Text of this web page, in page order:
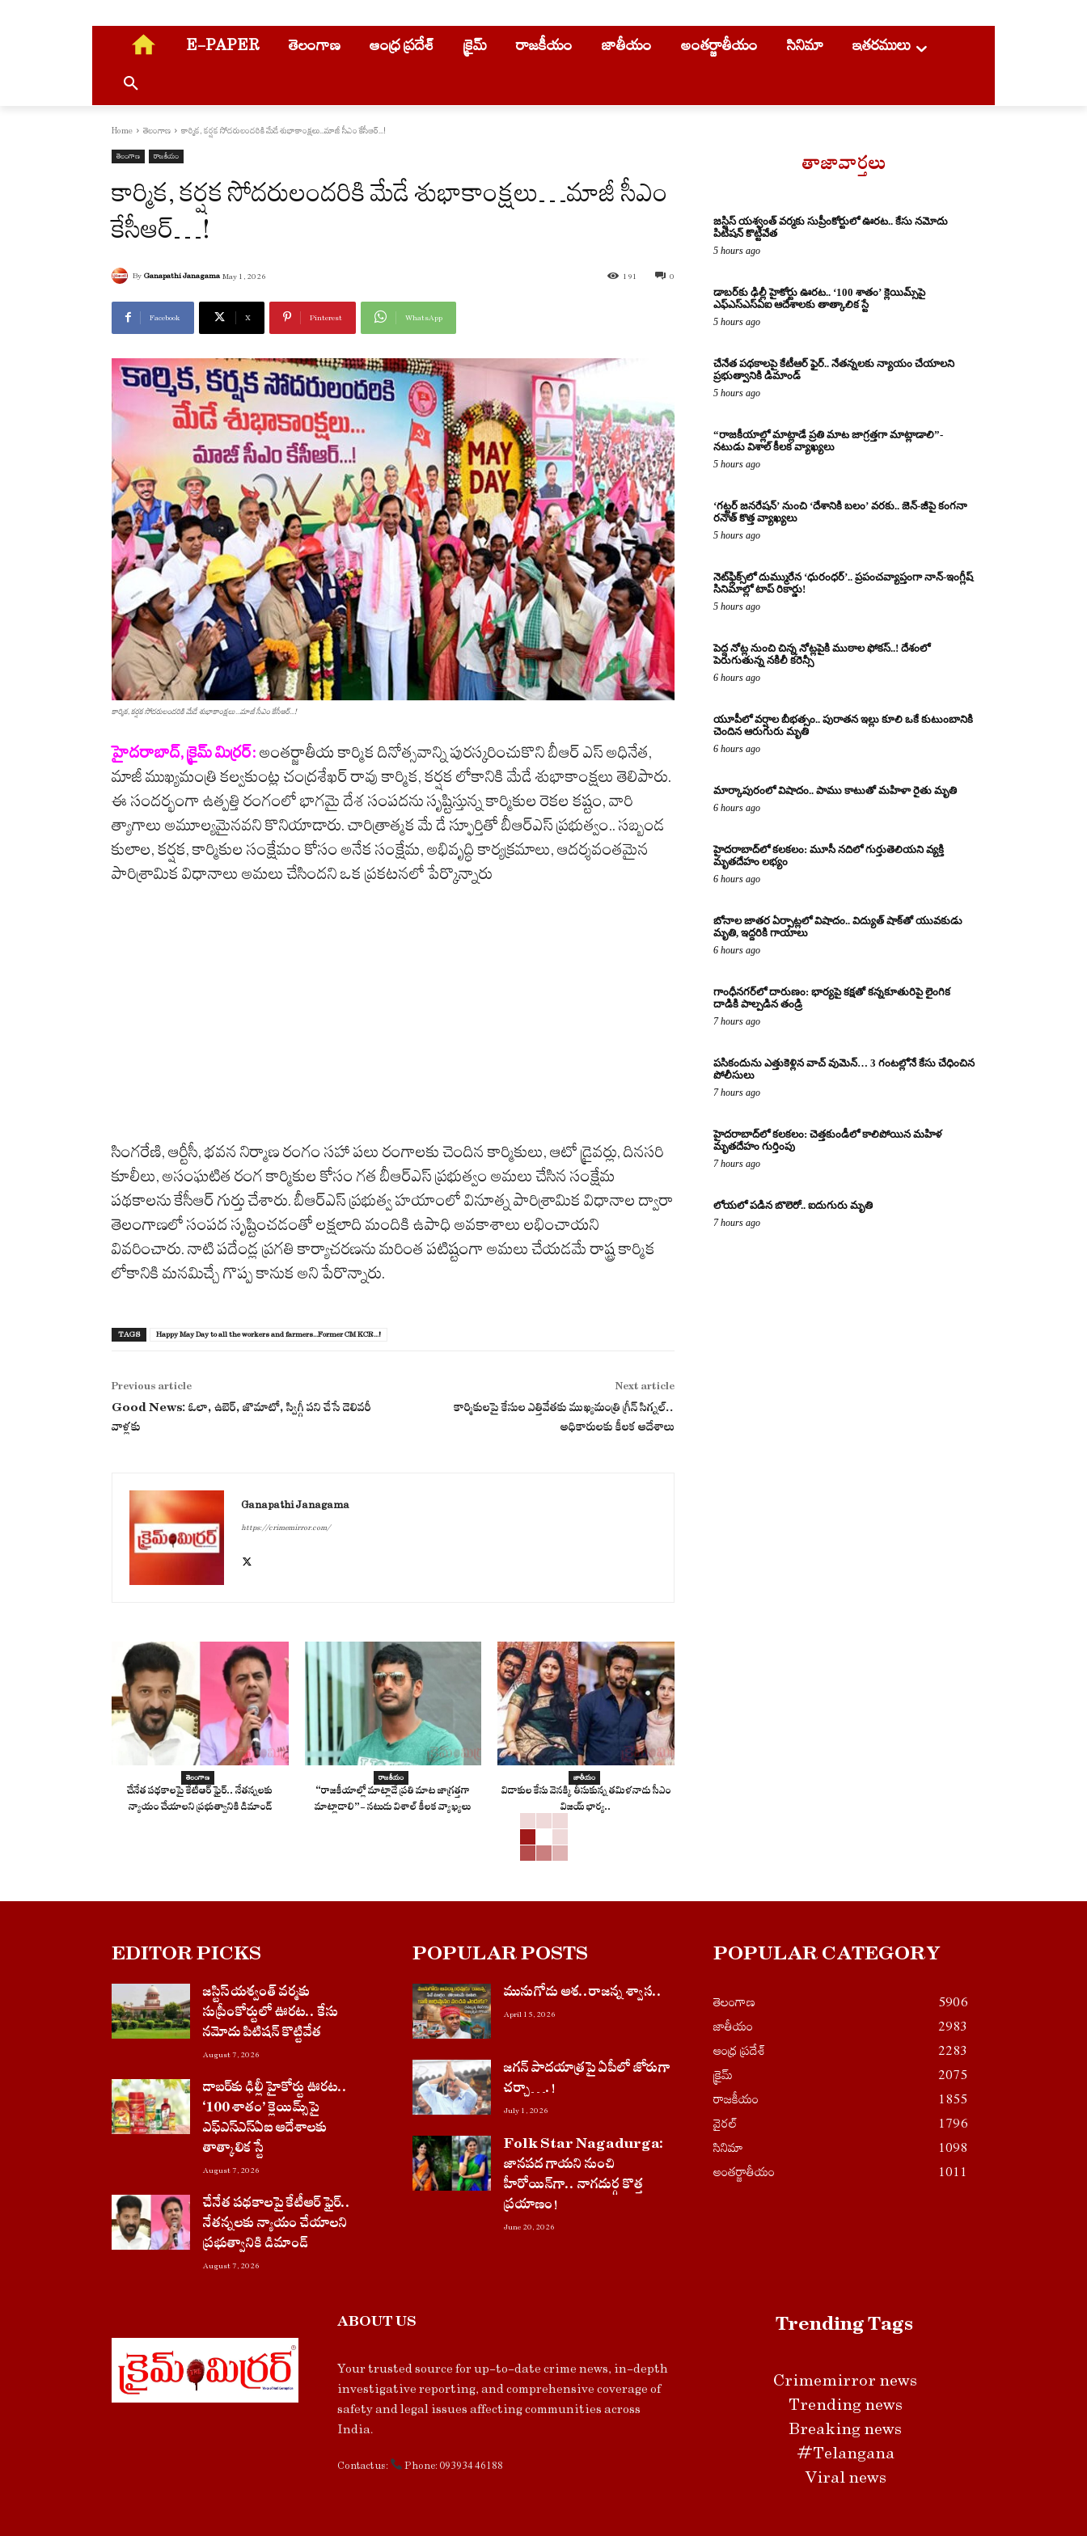
E-PAPER తెలంగాణ ఆంధ్ర ప్రదేశ్ క్రైమ్ రాజకీయం జాతీయం అంతర్జాతీయం సినిమా ఇతరములు
Home తెలంగాణ కార్మిక‌, క‌ర్ష‌క సోద‌రులంద‌రికి మేడే శుభాకాంక్ష‌లు...మాజీ సీఎం కేసీఆర్‌...!
తెలంగాణ రాజకీయం
కార్మిక‌, క‌ర్ష‌క సోద‌రులంద‌రికి మేడే శుభాకాంక్ష‌లు…మాజీ సీఎం
కేసీఆర్‌…!
By Ganapathi Janagama May 1, 2026 0
191
Facebook X Pinterest WhatsApp
కార్మిక‌, క‌ర్ష‌క సోద‌రులంద‌రికి మేడే శుభాకాంక్ష‌లు...మాజీ సీఎం కేసీఆర్‌...!
హైద‌రాబాద్‌, క్రైమ్ మిర్ర‌ర్‌: అంత‌ర్జాతీయ కార్మిక దినోత్స‌వాన్ని పుర‌స్క‌రించుకొని బీఆర్ ఎస్ అధినేత‌,
మాజీ ముఖ్య‌మంత్రి క‌ల్వకుంట్ల చంద్ర‌శేఖ‌ర్ రావు కార్మిక‌, క‌ర్ష‌క లోకానికి మేడే శుభాకాంక్ష‌లు తెలిపారు.
ఈ సంద‌ర్భంగా ఉత్పత్తి రంగంలో భాగమై దేశ సంపదను సృష్టిస్తున్న కార్మికుల రెకల కష్టం, వారి
త్యాగాలు అమూల్యమైనవని కొనియాడారు. చారిత్రాత్మక మే డే స్ఫూర్తితో బీఆర్‌ఎస్‌ ప్రభుత్వం.. సబ్బండ
కులాల, కర్షక, కార్మికుల సంక్షేమం కోసం అనేక సంక్షేమ, అభివృద్ధి కార్యక్రమాలు, ఆదర్శవంతమైన
పారిశ్రామిక విధానాలు అమలు చేసిందని ఒక ప్రకటనలో పేర్కొన్నారు
సింగరేణి, ఆర్టీసీ, భవన నిర్మాణ రంగం సహా పలు రంగాలకు చెందిన కార్మికులు, ఆటో డ్రైవర్లు, దినసరి
కూలీలు, అసంఘటిత రంగ కార్మికుల కోసం గత బీఆర్‌ఎస్‌ ప్రభుత్వం అమలు చేసిన సంక్షేమ
పథకాలను కేసీఆర్‌ గుర్తు చేశారు. బీఆర్‌ఎస్‌ ప్రభుత్వ హయాంలో వినూత్న పారిశ్రామిక విధానాల ద్వారా
తెలంగాణలో సంపద సృష్టించడంతో లక్షలాది మందికి ఉపాధి అవకాశాలు లభించాయని
వివరించారు. నాటి పదేండ్ల ప్రగతి కార్యాచరణను మరింత పటిష్టంగా అమలు చేయడమే రాష్ట్ర కార్మిక
లోకానికి మనమిచ్చే గొప్ప కానుక అని పేరొన్నారు.
TAGS Happy May Day to all the workers and farmers...Former CM KCR...!
Previous article
Good News: ఓలా, ఉబెర్, జొమాటో, స్విగ్గీ పని చేసే డెలివరీ
వాళ్లకు
Next article
కార్మికులపై కేసుల ఎత్తివేతకు ముఖ్యమంత్రి గ్రీన్ సిగ్నల్..
అధికారులకు కీలక ఆదేశాలు
Ganapathi Janagama
https://crimemirror.com/
తెలంగాణ
చేనేత పథకాలపై కేటీఆర్ ఫైర్.. నేతన్నలకు
న్యాయం చేయాలని ప్రభుత్వానికి డిమాండ్
రాజకీయం
“రాజకీయాల్లో మాట్లాడే ప్రతి మాట జాగ్రత్తగా
మాట్లాడాలి”- నటుడు విశాల్ కీలక వ్యాఖ్యలు
జాతీయం
విడాకుల కేసు వెనక్కి తీసుకున్న తమిళనాడు సీఎం
విజయ్ భార్య..
తాజావార్తలు
జస్టిస్ యశ్వంత్ వర్మకు సుప్రీంకోర్టులో ఊరట.. కేసు నమోదు
పిటిషన్ కొట్టివేత
5 hours ago
డాబర్‌కు ఢిల్లీ హైకోర్టు ఊరట.. ‘100 శాతం’ క్లెయిమ్స్‌పై
ఎఫ్‌ఎస్‌ఎస్‌ఏఐ ఆదేశాలకు తాత్కాలిక స్టే
5 hours ago
చేనేత పథకాలపై కేటీఆర్ ఫైర్.. నేతన్నలకు న్యాయం చేయాలని
ప్రభుత్వానికి డిమాండ్
5 hours ago
“రాజకీయాల్లో మాట్లాడే ప్రతి మాట జాగ్రత్తగా మాట్లాడాలి”-
నటుడు విశాల్ కీలక వ్యాఖ్యలు
5 hours ago
‘గట్టర్ జనరేషన్’ నుంచి ‘దేశానికి బలం’ వరకు.. జెన్-జీపై కంగనా
రనౌత్ కొత్త వ్యాఖ్యలు
5 hours ago
నెట్‌ఫ్లిక్స్‌లో దుమ్మురేన ‘ధురంధర్’.. ప్రపంచవ్యాప్తంగా నాన్-ఇంగ్లీష్
సినిమాల్లో టాప్ రికార్డు!
5 hours ago
పెద్ద నోట్ల నుంచి చిన్న నోట్లపైకి ముఠాల ఫోకస్..! దేశంలో
పెరుగుతున్న నకిలీ కరెన్సీ
6 hours ago
యూపీలో వర్షాల బీభత్సం.. పురాతన ఇల్లు కూలి ఒకే కుటుంబానికి
చెందిన ఆరుగురు మృతి
6 hours ago
మార్కాపురంలో విషాదం.. పాము కాటుతో మహిళా రైతు మృతి
6 hours ago
హైదరాబాద్‌లో కలకలం: మూసీ నదిలో గుర్తుతెలియని వ్యక్తి
మృతదేహం లభ్యం
6 hours ago
బోనాల జాతర ఏర్పాట్లలో విషాదం.. విద్యుత్ షాక్‌తో యువకుడు
మృతి, ఇద్దరికి గాయాలు
6 hours ago
గాంధీనగర్‌లో దారుణం: భార్యపై కక్షతో కన్నకూతురిపై లైంగిక
దాడికి పాల్పడిన తండ్రి
7 hours ago
పసికందును ఎత్తుకెళ్లిన వాచ్ వుమెన్… 3 గంటల్లోనే కేసు చేధించిన
పోలీసులు
7 hours ago
హైదరాబాద్‌లో కలకలం: చెత్తకుండీలో కాలిపోయిన మహిళ
మృతదేహం గుర్తింపు
7 hours ago
లోయలో పడిన బొలెరో.. ఐదుగురు మృతి
7 hours ago
EDITOR PICKS
జస్టిస్ యశ్వంత్ వర్మకు
సుప్రీంకోర్టులో ఊరట.. కేసు
నమోదు పిటిషన్ కొట్టివేత
August 7, 2026
డాబర్‌కు ఢిల్లీ హైకోర్టు ఊరట..
‘100 శాతం’ క్లెయిమ్స్‌పై
ఎఫ్‌ఎస్‌ఎస్‌ఏఐ ఆదేశాలకు
తాత్కాలిక స్టే
August 7, 2026
చేనేత పథకాలపై కేటీఆర్ ఫైర్..
నేతన్నలకు న్యాయం చేయాలని
ప్రభుత్వానికి డిమాండ్
August 7, 2026
POPULAR POSTS
మునుగోడు ఆశ..రాజన్న శ్వాస..
April 15, 2026
జగన్ పాదయాత్రపై ఏపీలో జోరుగా
చ‌ర్చా….!
July 1, 2026
Folk Star Nagadurga:
జానపద గాయని నుంచి
హీరోయిన్‌గా.. నాగదుర్గ కొత్త
ప్రయాణం!
June 20, 2026
POPULAR CATEGORY
తెలంగాణ
5906
జాతీయం
2983
ఆంధ్ర ప్రదేశ్
2283
క్రైమ్
2075
రాజకీయం
1855
వైరల్
1796
సినిమా
1098
అంతర్జాతీయం
1011
ABOUT US
Your trusted source for up-to-date crime news, in-depth
investigative reporting, and comprehensive coverage of
safety and legal issues affecting communities across
India.
Contact us: Phone: 093934 46188
Trending Tags
Crimemirror news
Trending news
Breaking news
#Telangana
Viral news